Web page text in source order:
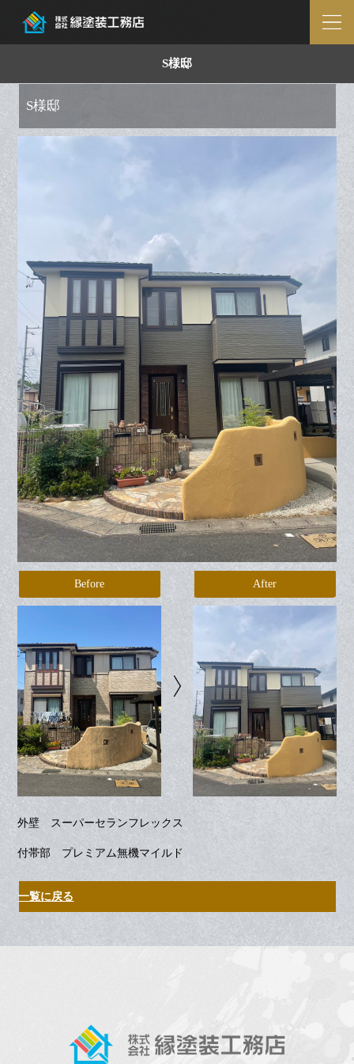
S様邸
S様邸
Before After
外壁 スーパーセランフレックス
付帯部 プレミアム無機マイルド
一覧に戻る